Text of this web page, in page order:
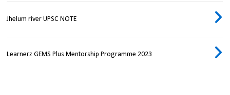
Jhelum river UPSC NOTE
Learnerz GEMS Plus Mentorship Programme 2023